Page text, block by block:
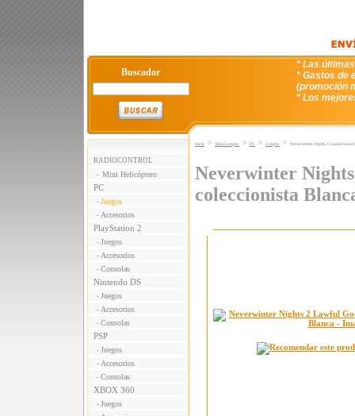
Buscador
* Las
* Gastos de
(promoción
* Los
RADIOCONTROL
- Mini Helicóptero
PC
- Juegos
- Accesorios
PlayStation 2
- Juegos
- Accesorios
- Consolas
Nintendo DS
- Juegos
- Accesorios
- Consolas
PSP
- Juegos
- Accesorios
- Consolas
XBOX 360
- Juegos
Inicio > VideoJuegos > PC > Juegos > Neverwinter Nights 2: Lawful
Neverwinter
coleccionista